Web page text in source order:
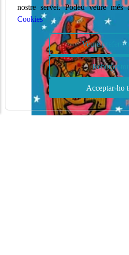
nostre servei. Podeu veure
Cookies
Veure
Rebutjar tot
Acceptar-ho